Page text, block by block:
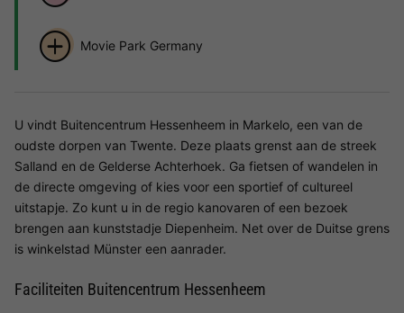
Movie Park Germany
U vindt Buitencentrum Hessenheem in Markelo, een van de
oudste dorpen van Twente. Deze plaats grenst aan de streek
Salland en de Gelderse Achterhoek. Ga fietsen of wandelen in
de directe omgeving of kies voor een sportief of cultureel
uitstapje. Zo kunt u in de regio kanovaren of een bezoek
brengen aan kunststadje Diepenheim. Net over de Duitse grens
is winkelstad Münster een aanrader.
Faciliteiten Buitencentrum Hessenheem